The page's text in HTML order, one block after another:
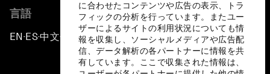
に合わせたコンテンツや広告の表示、トラ
フィックの分析を行っています。またユー
ザーによるサイトの利用状況についても情
報を収集し、ソーシャルメディアや広告配
信、データ解析の各パートナーに情報を共
有しています。ここで収集された情報は、
言語
EN ▪ES▪中文▪ 日本語